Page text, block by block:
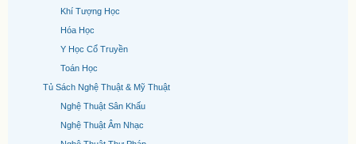
Khí Tượng Học
Hóa Học
Y Học Cổ Truyền
Toán Học
Tủ Sách Nghệ Thuật & Mỹ Thuật
Nghệ Thuật Sân Khấu
Nghệ Thuật Âm Nhạc